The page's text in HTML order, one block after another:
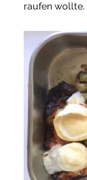
raufen wollte.